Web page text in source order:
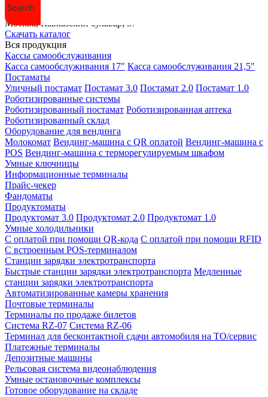
+7 (495) 647-48-66
Москва, Кавказский бульвар, 57
Скачать каталог
Вся продукция
Кассы самообслуживания
Касса самообслуживания 17" Касса самообслуживания 21,5"
Постаматы
Уличный постамат Постамат 3.0 Постамат 2.0 Постамат 1.0
Роботизированные системы
Роботизированный постамат Роботизированная аптека
Роботизированный склад
Оборудование для вендинга
Молокомат Вендинг-машина с QR оплатой Вендинг-машина с
POS Вендинг-машина с терморегулируемым шкафом
Умные ключницы
Информационные терминалы
Прайс-чекер
Фандоматы
Продуктоматы
Продуктомат 3.0 Продуктомат 2.0 Продуктомат 1.0
Умные холодильники
С оплатой при помощи QR-кода С оплатой при помощи RFID
С встроенным POS-терминалом
Станции зарядки электротранспорта
Быстрые станции зарядки электротранспорта Медленные
станции зарядки электротранспорта
Автоматизированные камеры хранения
Почтовые терминалы
Терминалы по продаже билетов
Система RZ-07 Система RZ-06
Терминал для бесконтактной сдачи автомобиля на ТО/сервис
Платежные терминалы
Депозитные машины
Рельсовая система видеонаблюдения
Умные остановочные комплексы
Готовое оборудование на складе
Search